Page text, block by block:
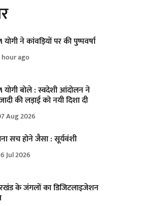
योगी ने कांवड़ियों पर की पुष्पवर्षा
hour ago
योगी बोले : स्वदेशी आंदोलन ने
की लड़ाई को नयी दिशा दी
Aug 2026
सच होने जैसा : सूर्यवंशी
Jul 2026
के जंगलों का डिजिटलाइजेशन